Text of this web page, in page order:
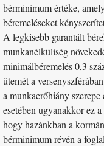
bérminimum értéke,
béremeléseket
A legkisebb garantált
munkanélküliség
minimálbéremelés 0,3
ütemét a
a munkaerőhiány
esetében ugyanakkor ez
hogy hazánkban a
bérminimum révén a